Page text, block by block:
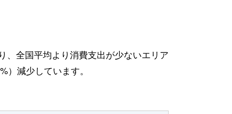
、全国平均より消費支出が少ないエリア
減少しています。